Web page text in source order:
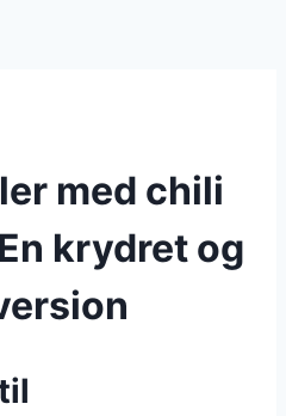
med chili
krydret og